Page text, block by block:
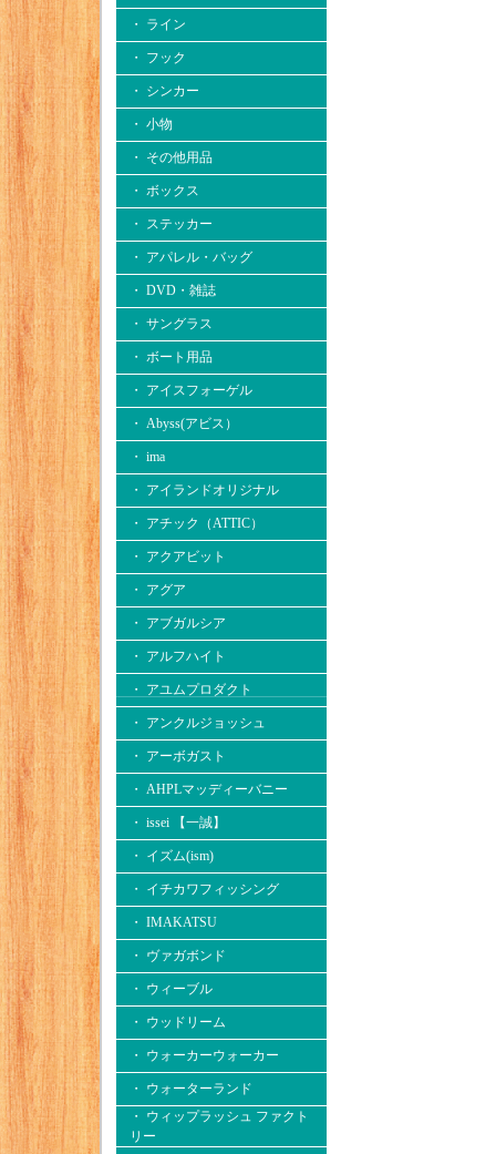
・ ライン
・ フック
・ シンカー
・ 小物
・ その他用品
・ ボックス
・ ステッカー
・ アパレル・バッグ
・ DVD・雑誌
・ サングラス
・ ボート用品
・ アイスフォーゲル
・ Abyss(アビス）
・ ima
・ アイランドオリジナル
・ アチック（ATTIC）
・ アクアビット
・ アグア
・ アブガルシア
・ アルフハイト
・ アユムプロダクト
・ アンクルジョッシュ
・ アーボガスト
・ AHPLマッディーバニー
・ issei 【一誠】
・ イズム(ism)
・ イチカワフィッシング
・ IMAKATSU
・ ヴァガボンド
・ ウィーブル
・ ウッドリーム
・ ウォーカーウォーカー
・ ウォーターランド
・ ウィップラッシュ ファクト
リー